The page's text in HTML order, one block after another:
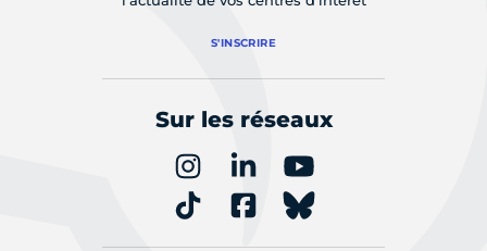
S'INSCRIRE
Sur les réseaux